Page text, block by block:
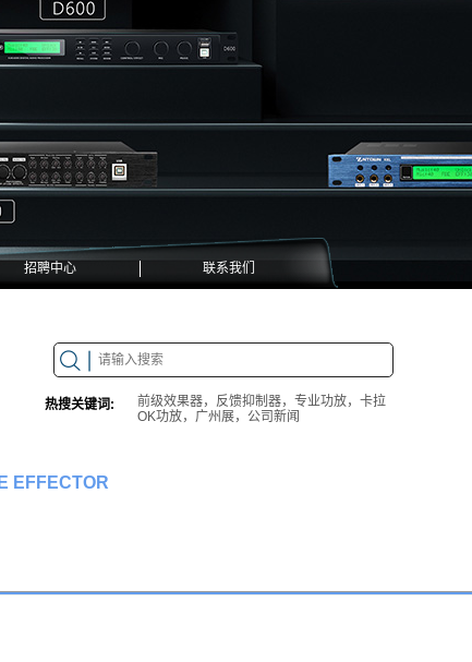
招聘中心 联系我们
热搜关键词:
前级效果器，反馈抑制器，专业功放，卡拉
OK功放，广州展，公司新闻
EFFECTOR